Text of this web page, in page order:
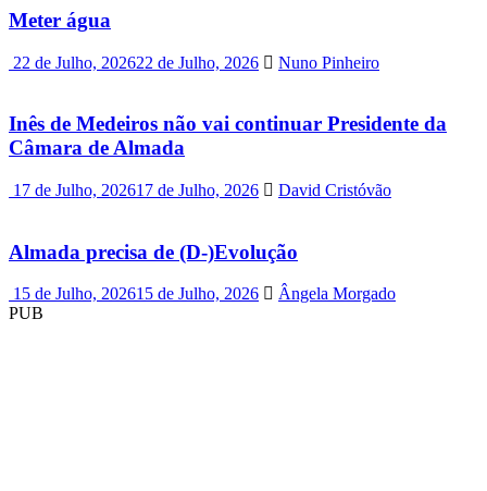
Meter água
22 de Julho, 202622 de Julho, 2026 Nuno Pinheiro
Inês de Medeiros não vai continuar Presidente da
Câmara de Almada
17 de Julho, 202617 de Julho, 2026 David Cristóvão
Almada precisa de (D-)Evolução
15 de Julho, 202615 de Julho, 2026
Ângela Morgado
PUB